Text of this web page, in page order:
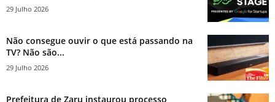
29 Julho 2026
Não consegue ouvir o que está passando na
TV? Não são...
29 Julho 2026
Prefeitura de Zaru instaurou processo